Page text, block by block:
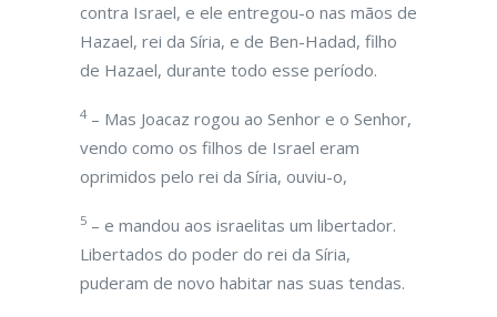
contra Israel, e ele entregou-o nas mãos de
Hazael, rei da Síria, e de Ben-Hadad, filho
de Hazael, durante todo esse período.
4 – Mas Joacaz rogou ao Senhor e o Senhor,
vendo como os filhos de Israel eram
oprimidos pelo rei da Síria, ouviu-o,
5 – e mandou aos israelitas um libertador.
Libertados do poder do rei da Síria,
puderam de novo habitar nas suas tendas.